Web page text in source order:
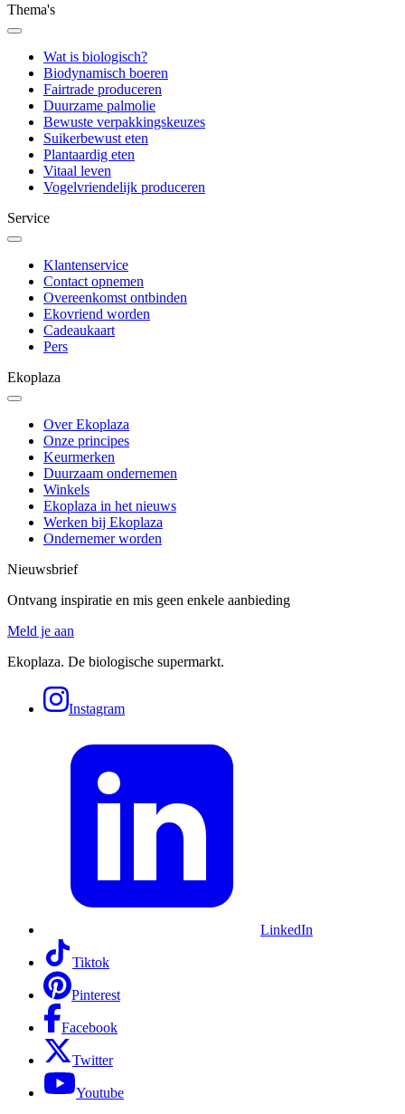
Thema's
Wat is biologisch?
Biodynamisch boeren
Fairtrade produceren
Duurzame palmolie
Bewuste verpakkingskeuzes
Suikerbewust eten
Plantaardig eten
Vitaal leven
Vogelvriendelijk produceren
Service
Klantenservice
Contact opnemen
Overeenkomst ontbinden
Ekovriend worden
Cadeaukaart
Pers
Ekoplaza
Over Ekoplaza
Onze principes
Keurmerken
Duurzaam ondernemen
Winkels
Ekoplaza in het nieuws
Werken bij Ekoplaza
Ondernemer worden
Nieuwsbrief
Ontvang inspiratie en mis geen enkele aanbieding
Meld je aan
Ekoplaza. De biologische supermarkt.
Instagram
LinkedIn
Tiktok
Pinterest
Facebook
Twitter
Youtube